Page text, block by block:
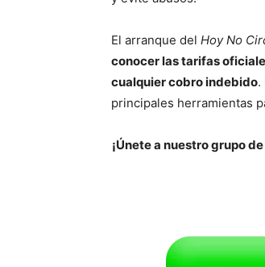
El arranque del Hoy No
conocer las tarifas
cualquier cobro indebido.
principales herramientas
¡Únete a nuestro grupo